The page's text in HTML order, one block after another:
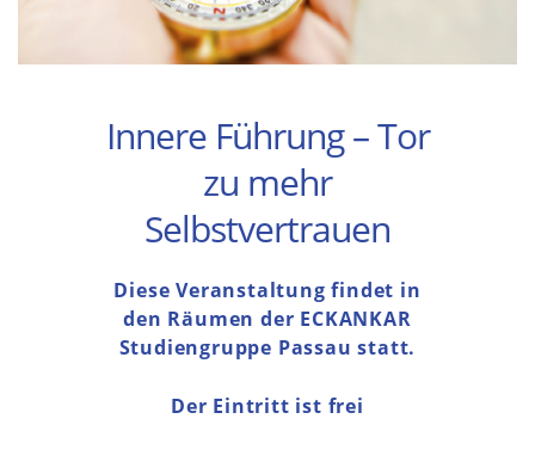
Innere Führung – Tor
zu mehr
Selbstvertrauen
Diese Veranstaltung findet in
den Räumen der ECKANKAR
Studiengruppe Passau statt.
Der Eintritt ist frei